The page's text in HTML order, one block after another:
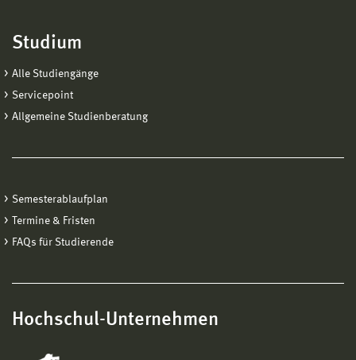
Studium
Alle Studiengänge
Servicepoint
Allgemeine Studienberatung
Semesterablaufplan
Termine & Fristen
FAQs für Studierende
Hochschul-Unternehmen